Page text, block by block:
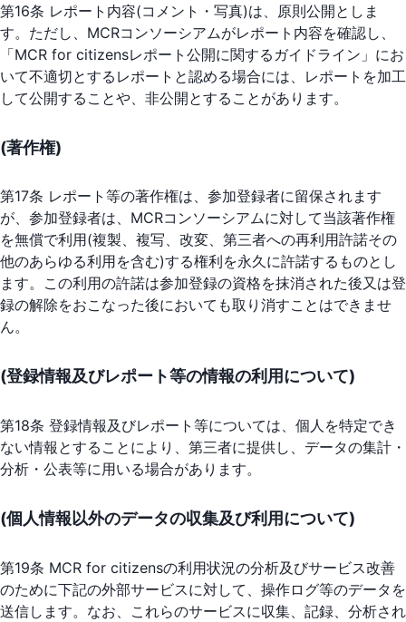
第16条 レポート内容(コメント・写真)は、原則公開としま
す。ただし、MCRコンソーシアムがレポート内容を確認し、
「MCR for citizensレポート公開に関するガイドライン」にお
いて不適切とするレポートと認める場合には、レポートを加工
して公開することや、非公開とすることがあります。
(著作権)
第17条 レポート等の著作権は、参加登録者に留保されます
が、参加登録者は、MCRコンソーシアムに対して当該著作権
を無償で利用(複製、複写、改変、第三者への再利用許諾その
他のあらゆる利用を含む)する権利を永久に許諾するものとし
ます。この利用の許諾は参加登録の資格を抹消された後又は登
録の解除をおこなった後においても取り消すことはできませ
ん。
(登録情報及びレポート等の情報の利用について)
第18条 登録情報及びレポート等については、個人を特定でき
ない情報とすることにより、第三者に提供し、データの集計・
分析・公表等に用いる場合があります。
(個人情報以外のデータの収集及び利用について)
第19条 MCR for citizensの利用状況の分析及びサービス改善
のために下記の外部サービスに対して、操作ログ等のデータを
送信します。なお、これらのサービスに収集、記録、分析され